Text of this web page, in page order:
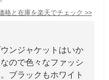
格と在庫を楽天でチェック >>
ンジャケットはいか
ので色々なファッシ
ブラックもホワイト